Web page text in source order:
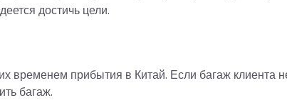
достичь цели.
временем прибытия в Китай. Если багаж клиента
багаж.